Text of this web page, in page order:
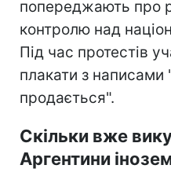
попереджають про
контролю над
Під час протестів
плакати з написами
продається".
Скільки вже
Аргентини